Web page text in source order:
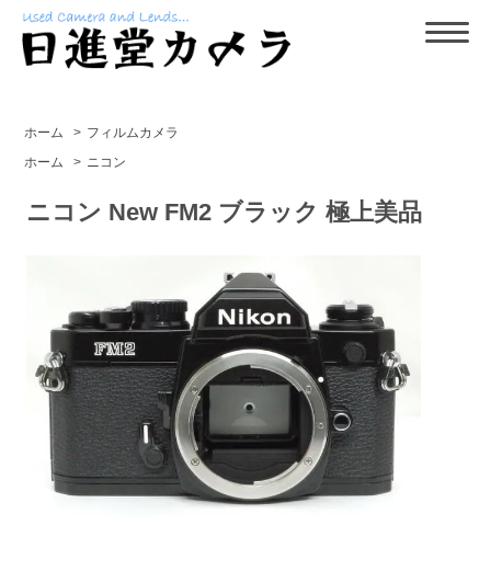
ホーム > フィルムカメラ
ホーム
> ニコン
ニコン New FM2 ブラック 極上美品